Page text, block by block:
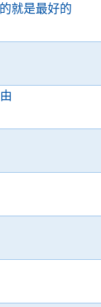
就是最好的